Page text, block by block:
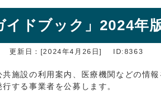
イドブック」2024年
更新日：[2024年4月26日] ID:8363
施設の利用案内、医療機関などの情
する事業者を公募します。